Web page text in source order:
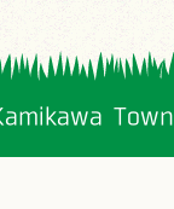
Town